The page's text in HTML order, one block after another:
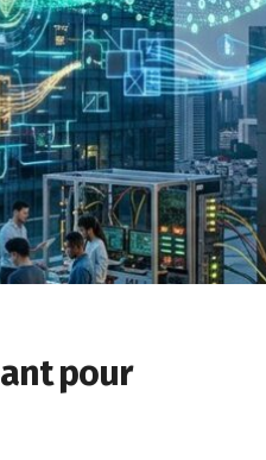
pour